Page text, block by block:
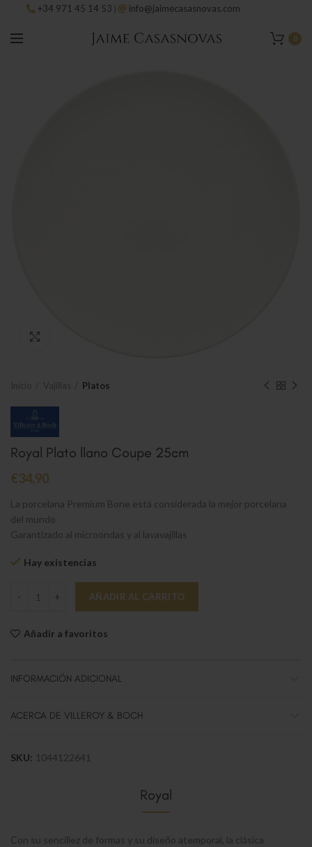
+34 971 45 14 53 | info@jaimecasasnovas.com
0
Platos
Royal Plato llano Coupe 25cm
€34,90
La porcelana Premium Bone está considerada la mejor porcelana
del mundo
Garantizado al microondas y al lavavajillas
Hay existencias
Royal Plato llano Coupe 25cm cantidad
AÑADIR AL CARRITO
Añadir a favoritos
INFORMACIÓN ADICIONAL
ACERCA DE VILLEROY & BOCH
SKU: 1044122641
Royal
Con su sencillez de formas y su diseño atemporal, la clásica